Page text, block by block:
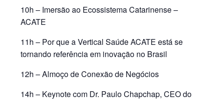
10h – Imersão ao Ecossistema Catarinense –
ACATE
11h – Por que a Vertical Saúde ACATE está se
tornando referência em inovação no Brasil
12h – Almoço de Conexão de Negócios
14h – Keynote com Dr. Paulo Chapchap, CEO do